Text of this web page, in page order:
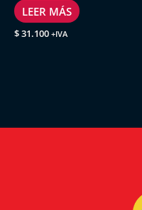
LEER MÁS
$31.100 +IVA